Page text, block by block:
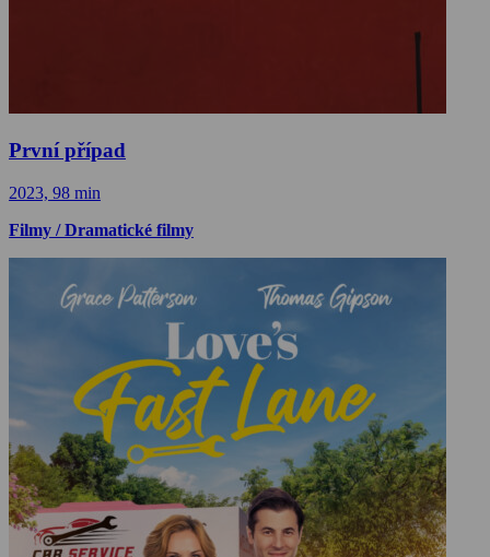
První případ
2023, 98 min
Filmy / Dramatické filmy